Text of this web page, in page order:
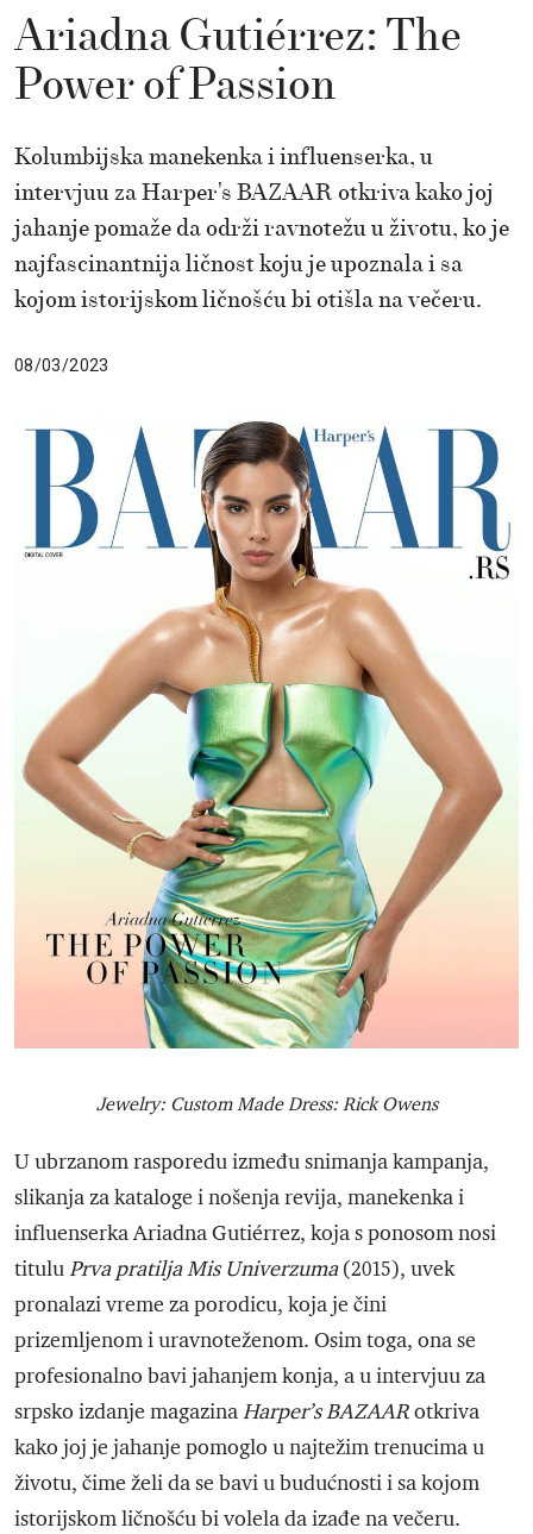
Ariadna Gutiérrez: The
Power of Passion
Kolumbijska manekenka i influenserka, u
intervjuu za Harper's BAZAAR otkriva kako joj
jahanje pomaže da održi ravnotežu u životu, ko je
najfascinantnija ličnost koju je upoznala i sa
kojom istorijskom ličnošću bi otišla na večeru.
08/03/2023
Jewelry: Custom Made Dress: Rick Owens
U ubrzanom rasporedu između snimanja kampanja,
slikanja za kataloge i nošenja revija, manekenka i
influenserka Ariadna Gutiérrez, koja s ponosom nosi
tituluPrva pratilja Mis Univerzuma(2015), uvek
pronalazi vreme za porodicu, koja je čini
prizemljenom i uravnoteženom. Osim toga, ona se
profesionalno bavi jahanjem konja, a u intervjuu za
srpsko izdanje magazinaHarper’s BAZAARotkriva
kako joj je jahanje pomoglo u najtežim trenucima u
životu, čime želi da se bavi u budućnosti i sa kojom
istorijskom ličnošću bi volela da izađe na večeru.